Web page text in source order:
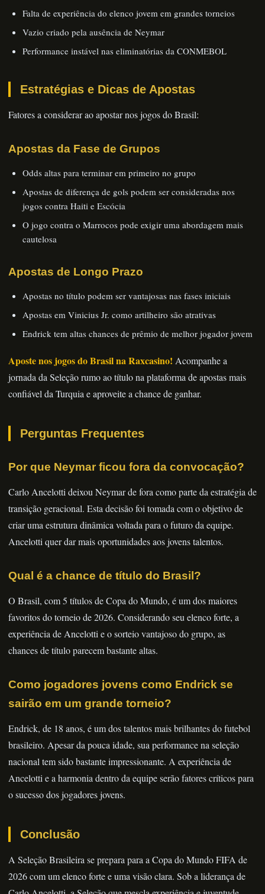
Falta de experiência do elenco jovem em grandes torneios
Vazio criado pela ausência de Neymar
Performance instável nas eliminatórias da CONMEBOL
Estratégias e Dicas de Apostas
Fatores a considerar ao apostar nos jogos do Brasil:
Apostas da Fase de Grupos
Odds altas para terminar em primeiro no grupo
Apostas de diferença de gols podem ser consideradas nos
jogos contra Haiti e Escócia
O jogo contra o Marrocos pode exigir uma abordagem mais
cautelosa
Apostas de Longo Prazo
Apostas no título podem ser vantajosas nas fases iniciais
Apostas em Vinicius Jr. como artilheiro são atrativas
Endrick tem altas chances de prêmio de melhor jogador jovem
Aposte nos jogos do Brasil na Raxcasino! Acompanhe a
jornada da Seleção rumo ao título na plataforma de apostas mais
confiável da Turquia e aproveite a chance de ganhar.
Perguntas Frequentes
Por que Neymar ficou fora da convocação?
Carlo Ancelotti deixou Neymar de fora como parte da estratégia de
transição geracional. Esta decisão foi tomada com o objetivo de
criar uma estrutura dinâmica voltada para o futuro da equipe.
Ancelotti quer dar mais oportunidades aos jovens talentos.
Qual é a chance de título do Brasil?
O Brasil, com 5 títulos de Copa do Mundo, é um dos maiores
favoritos do torneio de 2026. Considerando seu elenco forte, a
experiência de Ancelotti e o sorteio vantajoso do grupo, as
chances de título parecem bastante altas.
Como jogadores jovens como Endrick se
sairão em um grande torneio?
Endrick, de 18 anos, é um dos talentos mais brilhantes do futebol
brasileiro. Apesar da pouca idade, sua performance na seleção
nacional tem sido bastante impressionante. A experiência de
Ancelotti e a harmonia dentro da equipe serão fatores críticos para
o sucesso dos jogadores jovens.
Conclusão
A Seleção Brasileira se prepara para a Copa do Mundo FIFA de
2026 com um elenco forte e uma visão clara. Sob a liderança de